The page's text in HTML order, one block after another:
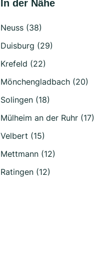
In der Nähe
Neuss (38)
Duisburg (29)
Krefeld (22)
Mönchengladbach (20)
Solingen (18)
Mülheim an der Ruhr (17)
Velbert (15)
Mettmann (12)
Ratingen (12)